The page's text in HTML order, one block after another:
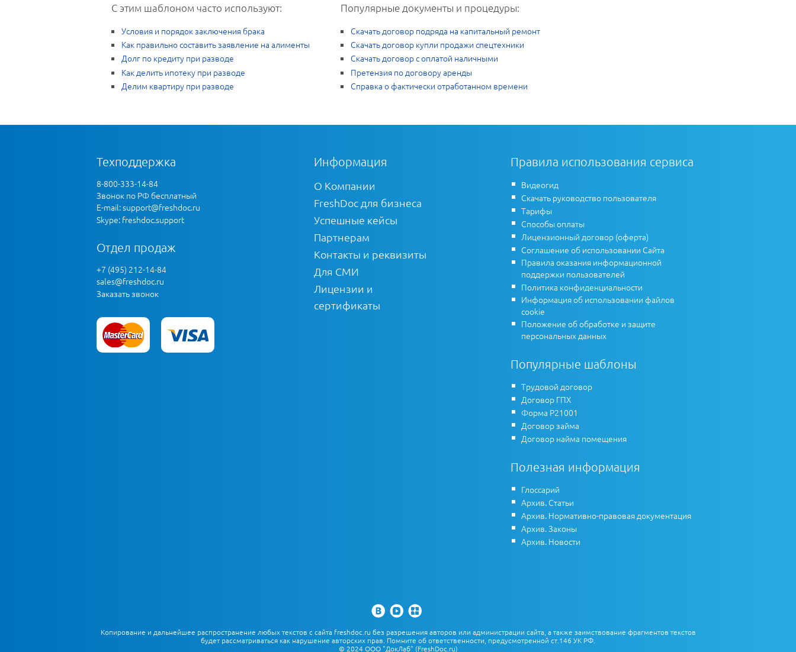
С этим шаблоном часто используют:
Условия и порядок заключения брака
Как правильно составить заявление на алименты
Долг по кредиту при разводе
Как делить ипотеку при разводе
Делим квартиру при разводе
Популярные документы и процедуры:
Скачать договор подряда на капитальный ремонт
Скачать договор купли продажи спецтехники
Скачать договор с оплатой наличными
Претензия по договору аренды
Справка о фактически отработанном времени
Техподдержка
8-800-333-14-84
Звонок по РФ бесплатный
E-mail:support@freshdoc.ru
Skype: freshdoc.support
Отдел продаж
+7 (495) 212-14-84
sales@freshdoc.ru
Заказать звонок
Информация
О Компании
FreshDoc для бизнеса
Успешные кейсы
Партнерам
Контакты и реквизиты
Для СМИ
Лицензии и
сертификаты
Правила использования сервиса
Видеогид
Скачать руководство пользователя
Тарифы
Способы оплаты
Лицензионный договор (оферта)
Соглашение об использовании Сайта
Правила оказания информационной
поддержки пользователей
Политика конфиденциальности
Информация об использовании файлов
cookie
Положение об обработке и защите
персональных данных
Популярные шаблоны
Трудовой договор
Договор ГПХ
Форма Р21001
Договор займа
Договор найма помещения
Полезная информация
Глоссарий
Архив. Статьи
Архив. Нормативно-правовая документация
Архив. Законы
Архив. Новости
Копирование и дальнейшее распространение любых текстов с сайта freshdoc.ru без разрешения авторов или администрации сайта, а также заимствование фрагментов текстов
будет рассматриваться как нарушение авторских прав. Помните об ответственности, предусмотренной ст.146 УК РФ.
© 2024 ООО "ДокЛаб" (FreshDoc.ru)